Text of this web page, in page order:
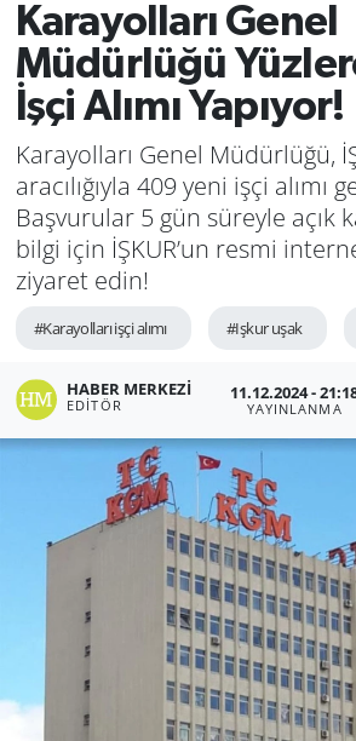
Karayolları Genel
Müdürlüğü
İşçi Alımı Yapıyor!
Karayolları Genel Müdürlüğü,
aracılığıyla 409 yeni işçi alımı
Başvurular 5 gün süreyle açık
bilgi için İŞKUR’un resmi
ziyaret edin!
#Karayolları işçi alımı #Işkur uşak
HABER MERKEZI
EDITÖR
11.12.2024 -
YAYINLANMA
Tüm Manşetler
Son Dakika Haberleri
Haber Arşivi